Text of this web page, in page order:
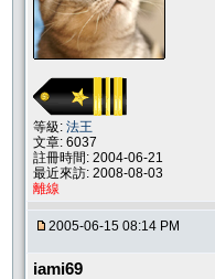
等級: 法王
文章: 6037
註冊時間: 2004-06-21
最近來訪: 2008-08-03
離線
2005-06-15 08:14 PM
iami69